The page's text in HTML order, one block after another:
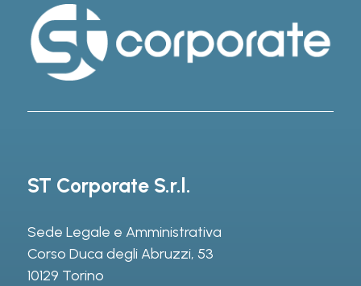
ST Corporate S.r.l.
Sede Legale e Amministrativa
Corso Duca degli Abruzzi, 53
10129 Torino